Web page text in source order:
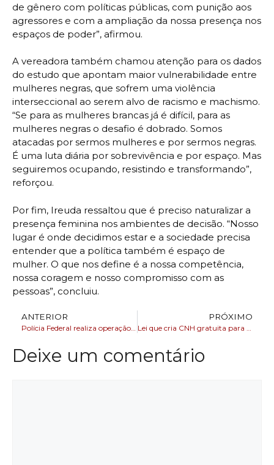
de gênero com políticas públicas, com punição aos
agressores e com a ampliação da nossa presença nos
espaços de poder”, afirmou.
A vereadora também chamou atenção para os dados
do estudo que apontam maior vulnerabilidade entre
mulheres negras, que sofrem uma violência
interseccional ao serem alvo de racismo e machismo.
“Se para as mulheres brancas já é difícil, para as
mulheres negras o desafio é dobrado. Somos
atacadas por sermos mulheres e por sermos negras.
É uma luta diária por sobrevivência e por espaço. Mas
seguiremos ocupando, resistindo e transformando”,
reforçou.
Por fim, Ireuda ressaltou que é preciso naturalizar a
presença feminina nos ambientes de decisão. “Nosso
lugar é onde decidimos estar e a sociedade precisa
entender que a política também é espaço de
mulher. O que nos define é a nossa competência,
nossa coragem e nosso compromisso com as
pessoas”, concluiu.
ANTERIOR PRÓXIMO
Deixe um comentário